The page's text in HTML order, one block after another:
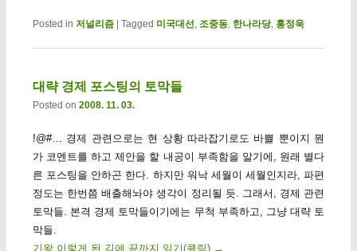
Posted in 저널리즘 Tagged 미국대선, 조중동, 한나라당, 홍정욱
대략 경제 포스팅의 토막들
Posted on 2008. 11. 03.
!@#… 경제 관련으로는 현 상황 따라잡기로도 바쁠 뿐이지 뭔
가 코멘트를 하고 제안을 할 내공이 부족함을 알기에, 원래 별다
른 포스팅을 안하곤 한다. 하지만 워낙 세월이 세월인지라, 파편
정도는 한번쯤 배출해놔야 생각이 정리될 듯. 그래서, 경제 관련
토막들. 본격 경제 토막들이기에는 무척 부족하고, 그냥 대략 토
막들.
기왕 이렇게 된 김에 끝까지 읽기(클릭) →